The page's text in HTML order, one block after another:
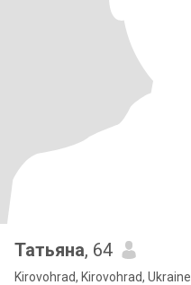
Татьяна, 64
Kirovohrad, Kirovohrad, Ukraine